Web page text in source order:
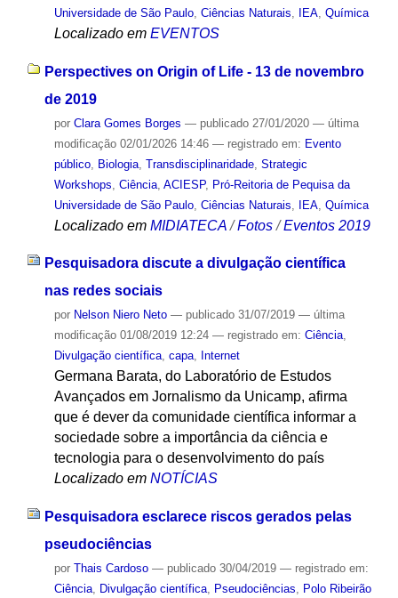
Universidade de São Paulo, Ciências Naturais IEA, Química
Localizado em EVENTOS
Perspectives on Origin of Life - 13 de novembro
de 2019
por Clara Gomes Borges — publicado27/01/2020 — última
modificação02/01/2026 14:46 — registrado em: Evento
público, Biologia, Transdisciplinaridade, Strategic
Workshops Ciência, ACIESP, Pró-Reitoria de Pequisa da
Universidade de São Paulo, Ciências Naturais IEA, Química
Localizado em MIDIATECA /Fotos /Eventos 2019
Pesquisadora discute a divulgação científica
nas redes sociais
por Nelson Niero Neto — publicado31/07/2019 — última
modificação01/08/2019 12:24 — registrado em: Ciência,
Divulgação científica, capa, Internet
Germana Barata, do Laboratório de Estudos
Avançados em Jornalismo da Unicamp, afirma
que é dever da comunidade científica informar a
sociedade sobre a importância da ciência e
tecnologia para o desenvolvimento do país
Localizado em NOTÍCIAS
Pesquisadora esclarece riscos gerados pelas
pseudociências
por Thais Cardoso — publicado30/04/2019 — registrado em:
Ciência, Divulgação científica, Pseudociências, Polo Ribeirão